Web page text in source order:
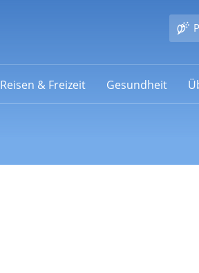
Reisen & Freizeit Gesundheit